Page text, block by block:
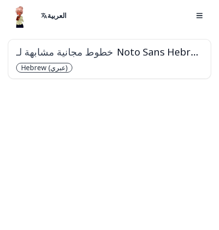
العربية
خطوط مجانية مشابهة لـ Noto Sans Hebrew
Hebrew (عبري)